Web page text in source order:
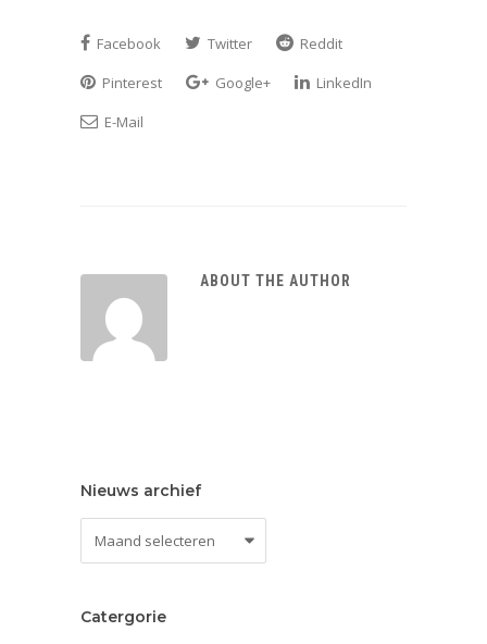
Facebook Twitter
Reddit
Pinterest
Google+
LinkedIn
E-Mail
ABOUT THE AUTHOR
Nieuws archief
Catergorie